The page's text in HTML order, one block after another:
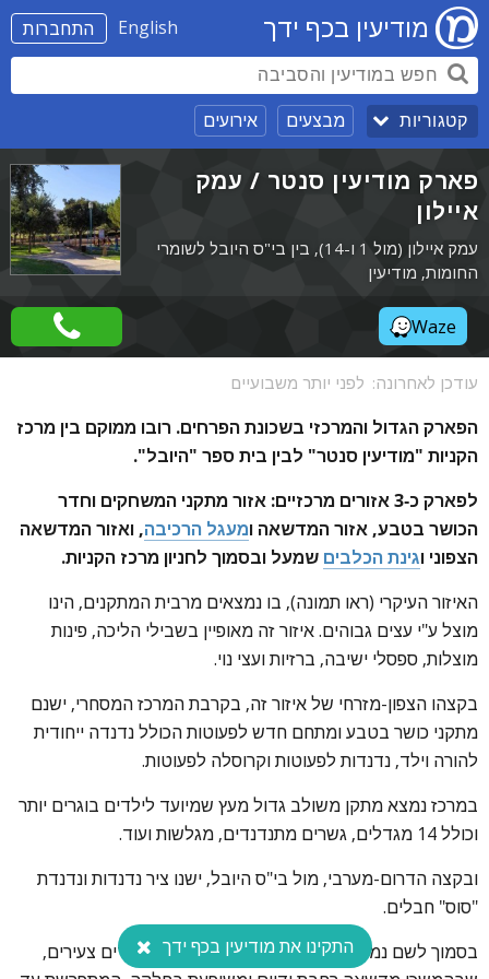
התחברות English מודיעין בכף ידך
קטגוריות מבצעים אירועים
פארק מודיעין סנטר / עמק
איילון
עמק איילון (מול 1 ו-14), בין בי"ס היובל לשומרי
החומות, מודיעין
Waze
עודכן לאחרונה: לפני יותר משבועיים
הפארק הגדול והמרכזי בשכונת הפרחים. רובו ממוקם בין מרכז
הקניות "מודיעין סנטר" לבין בית ספר "היובל".
לפארק כ-3 אזורים מרכזיים: אזור מתקני המשחקים וחדר
הכושר בטבע, אזור המדשאה ומעגל הרכיבה, ואזור המדשאה
הצפוני וגינת הכלבים שמעל ובסמוך לחניון מרכז הקניות.
האיזור העיקרי (ראו תמונה), בו נמצאים מרבית המתקנים, הינו
מוצל ע"י עצים גבוהים. איזור זה מאופיין בשבילי הליכה, פינות
מוצלות, ספסלי ישיבה, ברזיות ועצי נוי.
בקצהו הצפון-מזרחי של איזור זה, בקרבת המרכז המסחרי, ישנם
מתקני כושר בטבע ומתחם חדש לפעוטות הכולל נדנדה ייחודית
להורה וילד, נדנדות לפעוטות וקרוסלה לפעוטות.
במרכז נמצא מתקן משולב גדול מעץ שמיועד לילדים בוגרים יותר
וכולל 14 מגדלים, גשרים מתנדנדים, מגלשות ועוד.
ובקצה הדרום-מערבי, מול בי"ס היובל, ישנו ציר נדנדות ונדנדת
"סוס" חבלים.
בסמוך לשם נמצאמגרש הגלגיליות והאופניים
לילדים צעירים, התקינו את מודיעין בכף ידך